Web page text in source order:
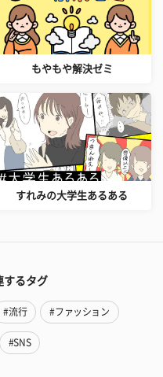
もやもや解決ゼミ
すれみの大学生あるある
するタグ
#流行 #ファッション
#SNS